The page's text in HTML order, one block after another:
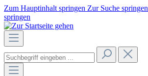
Zum Hauptinhalt springen Zur Suche springen
springen